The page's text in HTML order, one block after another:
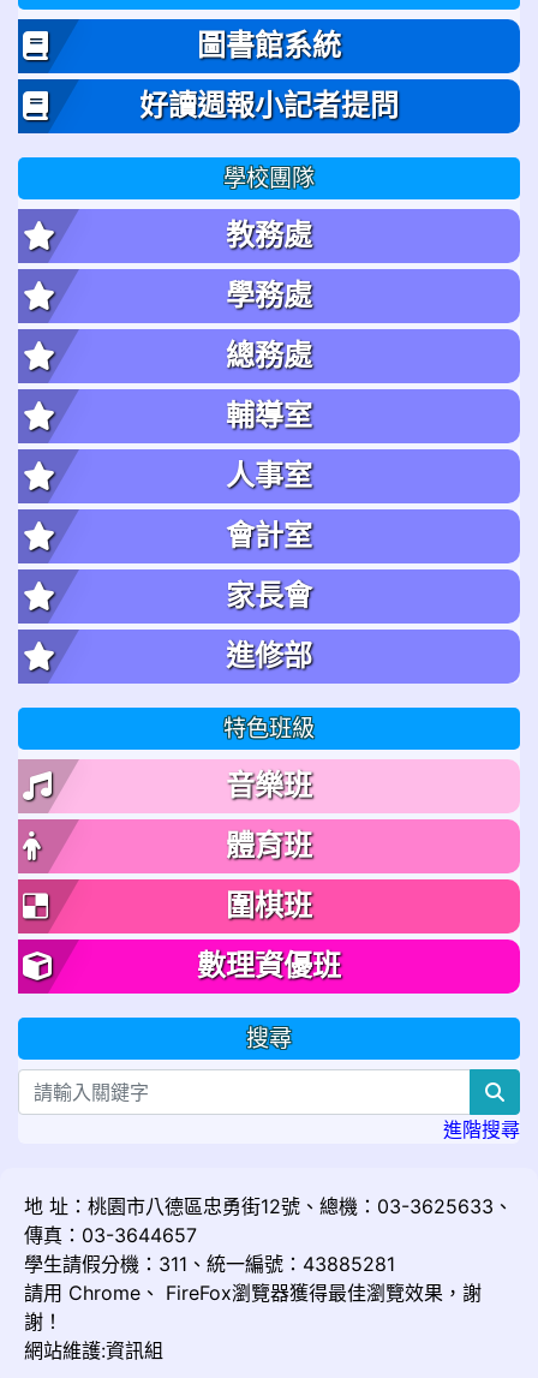
圖書館系統
好讀週報小記者提問
學校團隊
教務處
學務處
總務處
輔導室
人事室
會計室
家長會
進修部
特色班級
音樂班
體育班
圍棋班
數理資優班
搜尋
進階搜尋
地 址：桃園市八德區忠勇街12號、總機：03-3625633、
傳真：03-3644657
學生請假分機：311、統一編號：43885281
請用 Chrome 、 FireFox瀏覽器獲得最佳瀏覽效果，謝
謝！
網站維護:資訊組